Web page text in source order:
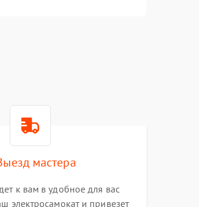
мастера
к вам в удобное для вас
электросамокат и привезет